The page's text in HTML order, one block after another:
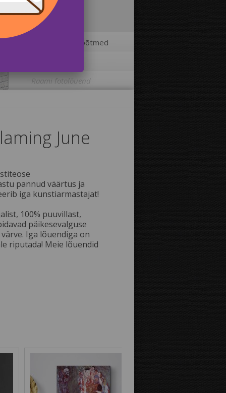
Fotolõuendi mõõtmed
Trükkida pilt fotolõuendi äärtele:
Jah
Kaugus äärtest:
Pilt fotolõuendi äärtel:
Raami fotolõuend
June
pannud väärtus ja
iga kunstiarmastajat!
100% puuvillast,
päikesevalguse
Iga lõuendiga on
riputada! Meie lõuendid